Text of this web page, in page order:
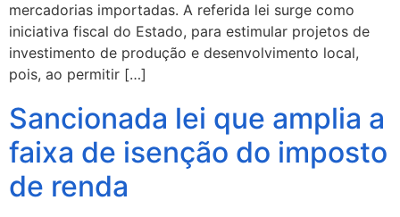
mercadorias importadas. A referida lei surge como
iniciativa fiscal do Estado, para estimular projetos de
investimento de produção e desenvolvimento local,
pois, ao permitir […]
Sancionada lei que amplia a
faixa de isenção do imposto
de renda